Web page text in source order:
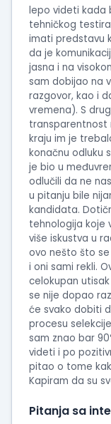
lepo videti kada
tehničkog
imati predstavu
da je
jasna i na
sam dobijao na
razgovor, kao i
vremena). S
transparentnost
kraju im je
konačnu odluku
je bio u
odlučili da ne
u pitanju bile
kandidata.
tehnologija koje
više iskustva u
ovo nešto što
i oni sami rekli.
celokupan
se nije dopao
će svako dobiti
procesu
sam znao bar
videti i po
pitao o tome
Kapiram da su
Pitanja sa